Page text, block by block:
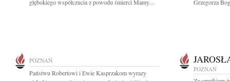
głębokiego współczucia z powodu śmierci Mamy...
Grzegorza
POZNAŃ
Państwu Robertowi i Ewie Kasprzakom wyrazy
POZNAŃ